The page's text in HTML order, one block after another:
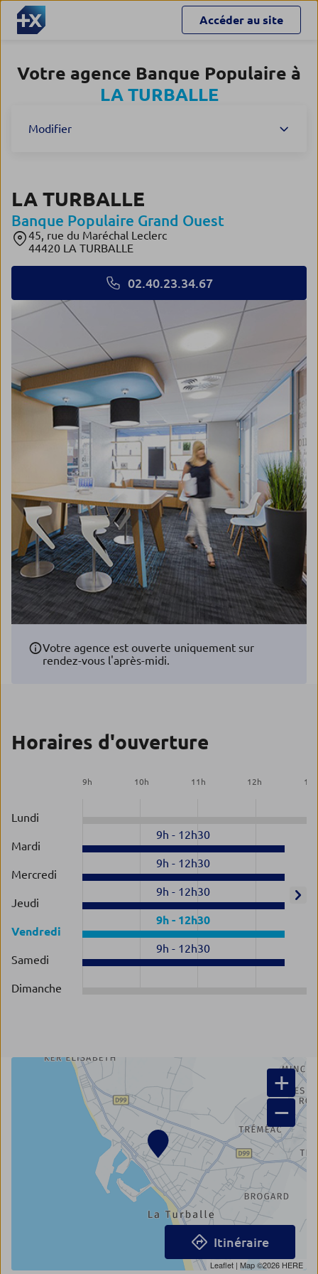
Accéder au site
Votre agence Banque Populaire à
LA TURBALLE
Modifier
LA TURBALLE
Banque Populaire Grand Ouest
45, rue du Maréchal Leclerc
44420 LA TURBALLE
02.40.23.34.67
Votre agence est ouverte uniquement sur
rendez-vous l'après-midi.
Horaires d'ouverture
9h 10h 11 h 12h 13
Lundi
Mardi
9h - 12h30
Mercredi
9h - 12h30
Jeudi
9h - 12h30
Vendredi
9h - 12h30
Samedi
9h - 12h30
Dimanche
+
−
Leaflet | Map ©2026 HERE
Itinéraire